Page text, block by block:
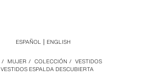
/ MUJER / COLECCIÓN / VESTIDOS
VESTIDOS ESPALDA DESCUBIERTA
ESPAÑOL ENGLISH